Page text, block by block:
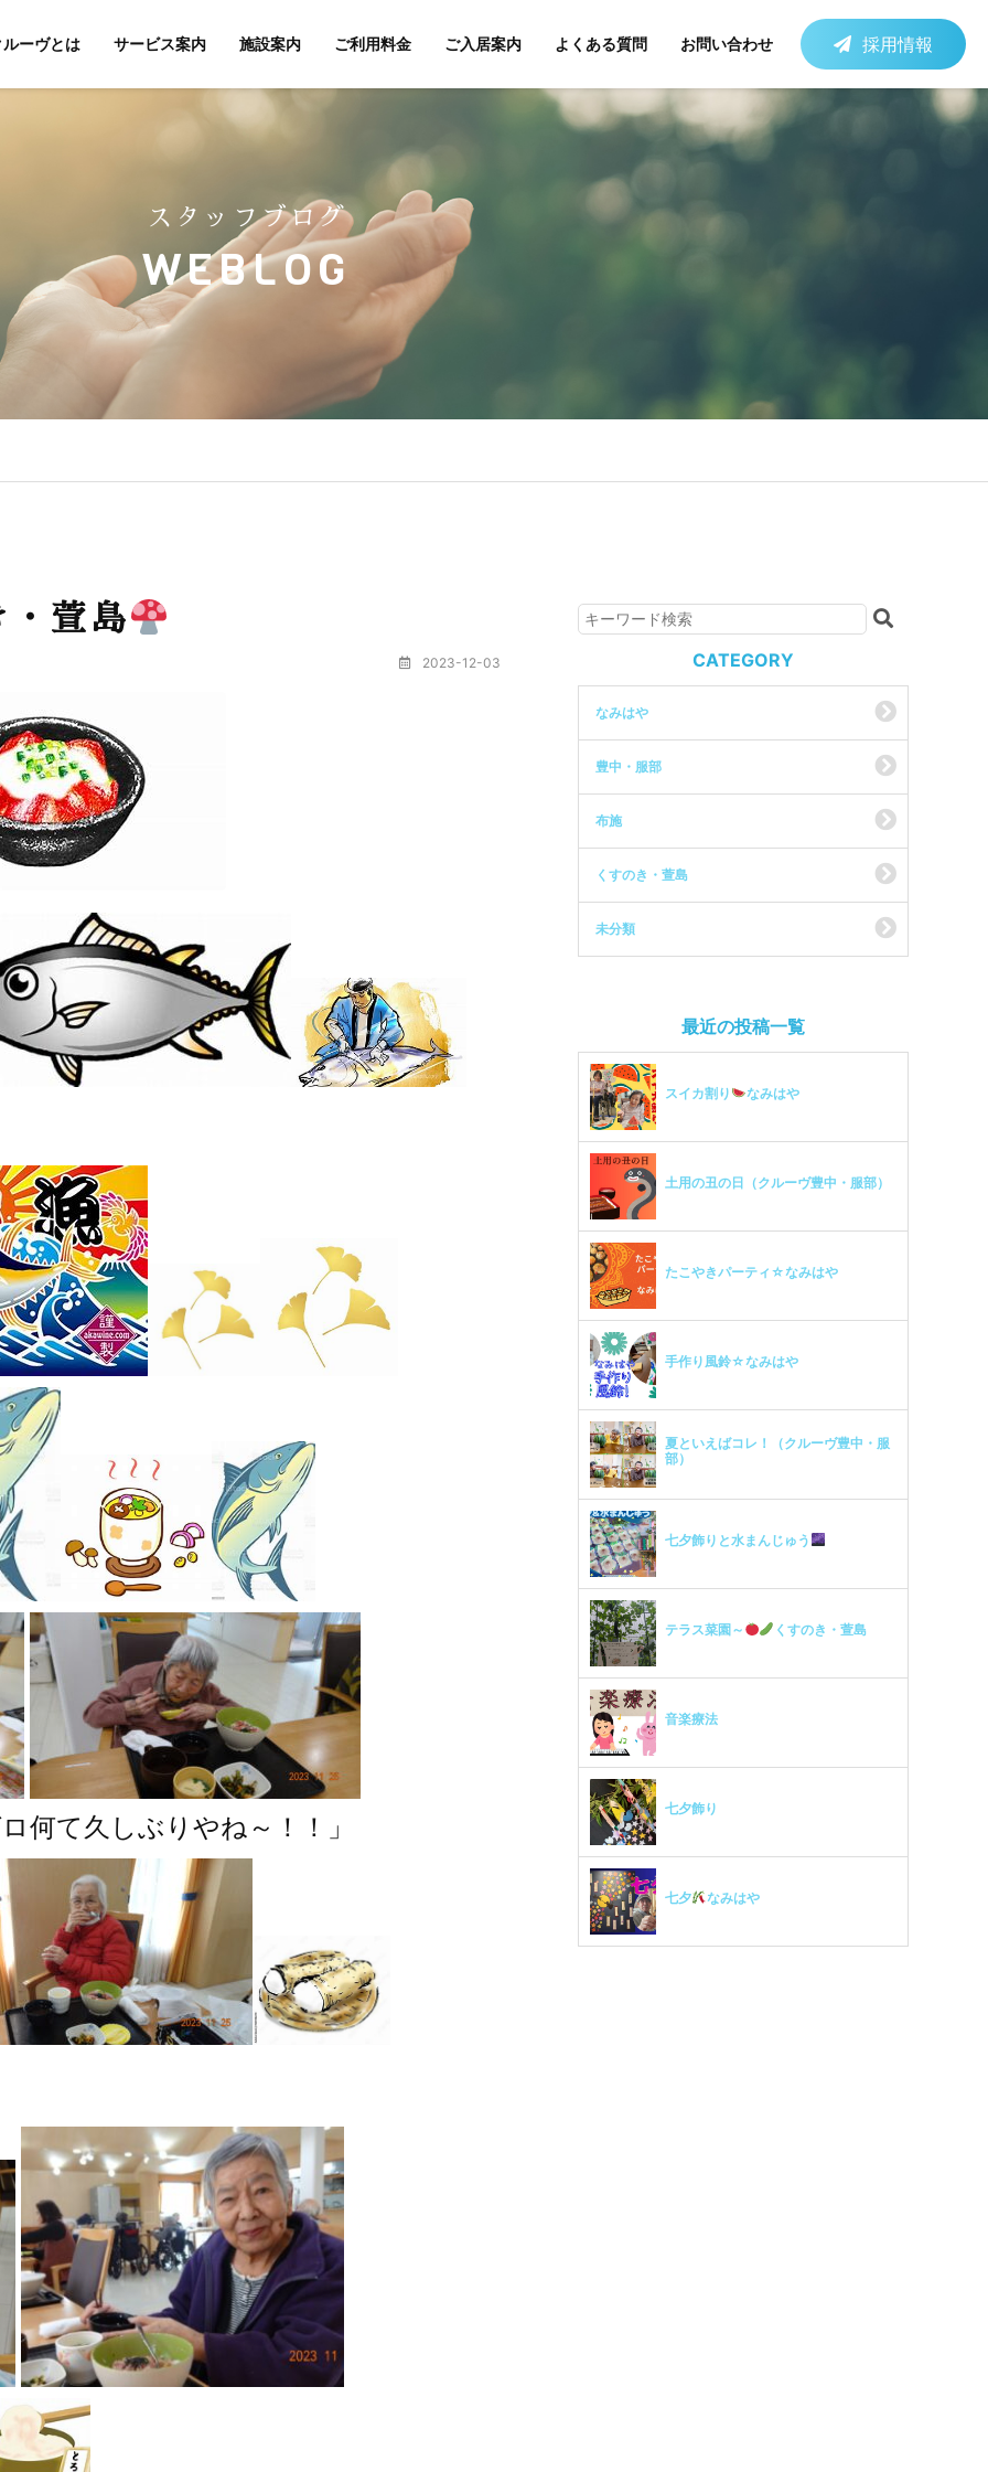
ルーヴとは サービス案内 施設案内 ご利用料金 ご入居案内 よくある質問 お問い合わせ 採用情報
スタッフブログ
WEBLOG
・萱島
2023-12-03
何て久しぶりやね～！！」
CATEGORY
なみはや
豊中・服部
布施
くすのき・萱島
未分類
最近の投稿一覧
スイカ割り なみはや
土用の丑の日（クルーヴ豊中・服部）
たこやきパーティ☆なみはや
手作り風鈴☆なみはや
夏といえばコレ！（クルーヴ豊中・服
部）
七夕飾りと水まんじゅう
テラス菜園～ くすのき・萱島
音楽療法
七夕飾り
七夕 なみはや